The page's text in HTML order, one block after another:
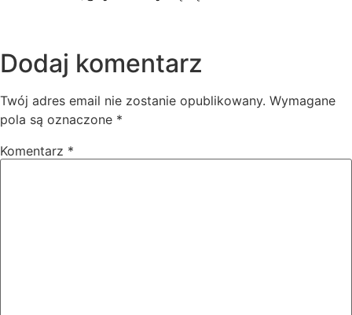
Dodaj komentarz
Twój adres email nie zostanie opublikowany. Wymagane
pola są oznaczone *
Komentarz *